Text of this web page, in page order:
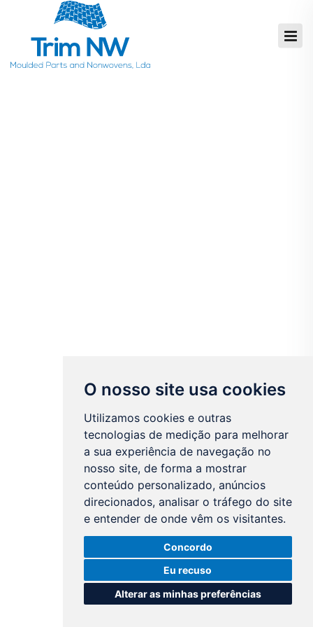
O nosso site usa cookies
Utilizamos cookies e outras
tecnologias de medição para melhorar
a sua experiência de navegação no
nosso site, de forma a mostrar
conteúdo personalizado, anúncios
direcionados, analisar o tráfego do site
e entender de onde vêm os visitantes.
Concordo
Eu recuso
Alterar as minhas preferências